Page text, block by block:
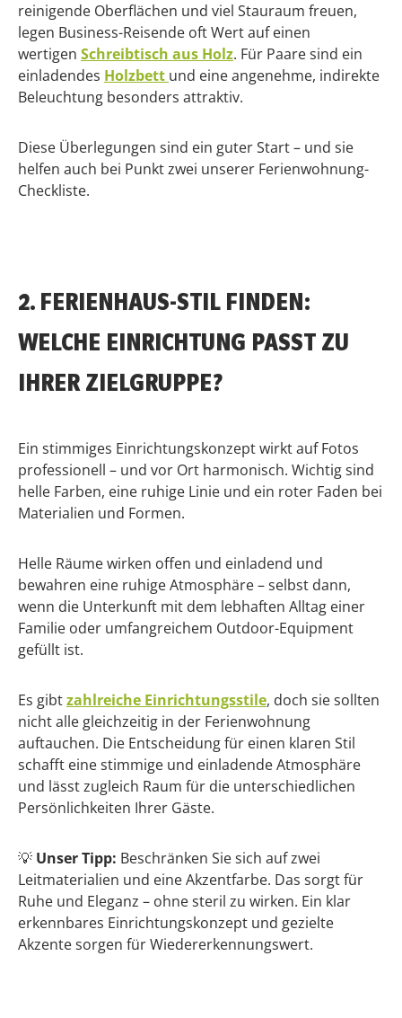
reinigende Oberflächen und viel Stauraum freuen,
legen Business-Reisende oft Wert auf einen
wertigen Schreibtisch aus Holz. Für Paare sind ein
einladendes Holzbett und eine angenehme, indirekte
Beleuchtung besonders attraktiv.
Diese Überlegungen sind ein guter Start – und sie
helfen auch bei Punkt zwei unserer Ferienwohnung-
Checkliste.
2. FERIENHAUS-STIL FINDEN:
WELCHE EINRICHTUNG PASST ZU
IHRER ZIELGRUPPE?
Ein stimmiges Einrichtungskonzept wirkt auf Fotos
professionell – und vor Ort harmonisch. Wichtig sind
helle Farben, eine ruhige Linie und ein roter Faden bei
Materialien und Formen.
Helle Räume wirken offen und einladend und
bewahren eine ruhige Atmosphäre – selbst dann,
wenn die Unterkunft mit dem lebhaften Alltag einer
Familie oder umfangreichem Outdoor-Equipment
gefüllt ist.
Es gibtzahlreiche Einrichtungsstile, doch sie sollten
nicht alle gleichzeitig in der Ferienwohnung
auftauchen. Die Entscheidung für einen klaren Stil
schafft eine stimmige und einladende Atmosphäre
und lässt zugleich Raum für die unterschiedlichen
Persönlichkeiten Ihrer Gäste.
💡 Unser Tipp: Beschränken Sie sich auf zwei
Leitmaterialien und eine Akzentfarbe. Das sorgt für
Ruhe und Eleganz – ohne steril zu wirken. Ein klar
erkennbares Einrichtungskonzept und gezielte
Akzente sorgen für Wiedererkennungswert.